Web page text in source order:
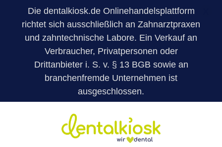
Die dentalkiosk.de Onlinehandelsplattform
richtet sich ausschließlich an Zahnarztpraxen
und zahntechnische Labore. Ein Verkauf an
Verbraucher, Privatpersonen oder
Drittanbieter i. S. v. § 13 BGB sowie an
branchenfremde Unternehmen ist
ausgeschlossen.
Zum Hauptinhalt springen